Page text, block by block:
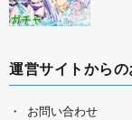
運営サイトからの
お問い合わせ